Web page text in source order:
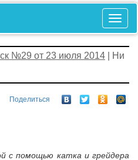
№29 от 23 июля 2014 | Ни
Поделиться
с помощью катка и грейдера